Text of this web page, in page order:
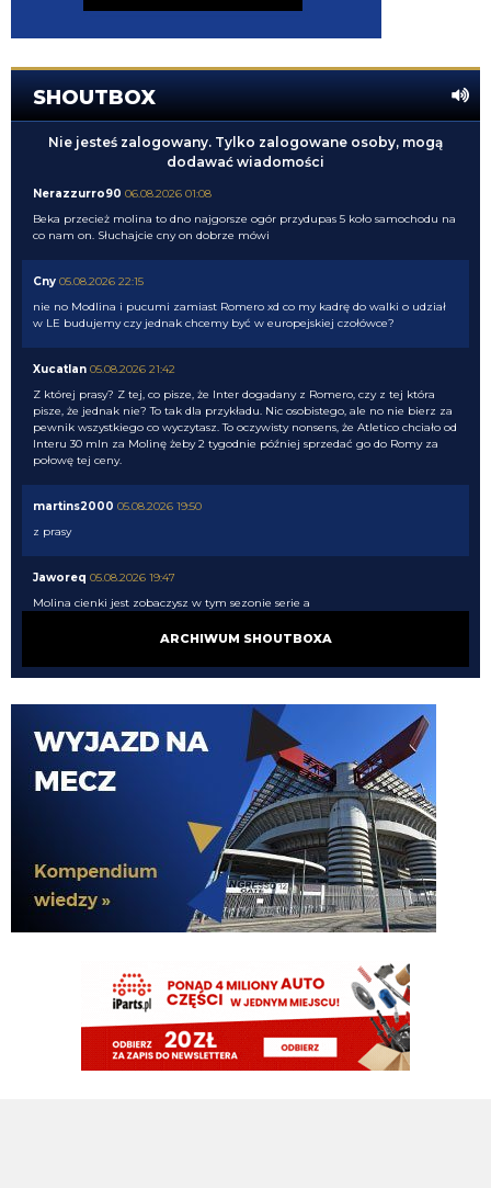
SHOUTBOX
Nie jesteś zalogowany. Tylko zalogowane osoby, mogą
dodawać wiadomości
Nerazzurro90 06.08.2026 01:08
Beka przecież molina to dno najgorsze ogór przydupas 5 koło samochodu na
co nam on. Słuchajcie cny on dobrze mówi
Cny 05.08.2026 22:15
nie no Modlina i pucumi zamiast Romero xd co my kadrę do walki o udział
w LE budujemy czy jednak chcemy być w europejskiej czołówce?
Xucatlan 05.08.2026 21:42
Z której prasy? Z tej, co pisze, że Inter dogadany z Romero, czy z tej która
pisze, że jednak nie? To tak dla przykładu. Nic osobistego, ale no nie bierz za
pewnik wszystkiego co wyczytasz. To oczywisty nonsens, że Atletico chciało od
Interu 30 mln za Molinę żeby 2 tygodnie później sprzedać go do Romy za
połowę tej ceny.
martins2000 05.08.2026 19:50
z prasy
Jaworeq 05.08.2026 19:47
Molina cienki jest zobaczysz w tym sezonie serie a
Ausilio jak pytał o Molinę to 30 chcieli
timon 05.08.2026 19:44
Zarobkami wyszloby podobnie
timon 05.08.2026 19:44
Molina niby za 13mln plus 4 bonusy. Jak mialbym te 40mln to wolalbym za
to wziac dwojke Lucumi- Molina i mamy kadre gotową
05.08.2026 19:42
Ostatnie dwa sezony połowę opuścił, wcześniej grał prawie wszystko, o
dziwo w pl ostatnie 4 sezony tylko 2 czerwone...a niby taka nagonka ile to
ARCHIWUM SHOUTBOXA